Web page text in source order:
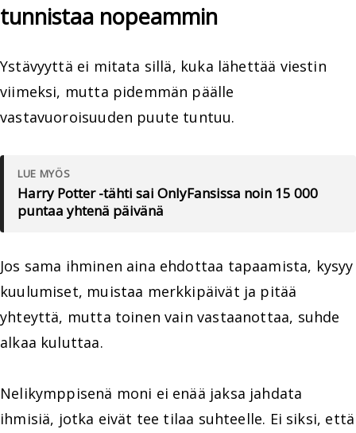
tunnistaa nopeammin
Ystävyyttä ei mitata sillä, kuka lähettää viestin
viimeksi, mutta pidemmän päälle
vastavuoroisuuden puute tuntuu.
LUE MYÖS
Harry Potter -tähti sai OnlyFansissa noin 15 000
puntaa yhtenä päivänä
Jos sama ihminen aina ehdottaa tapaamista, kysyy
kuulumiset, muistaa merkkipäivät ja pitää
yhteyttä, mutta toinen vain vastaanottaa, suhde
alkaa kuluttaa.
Nelikymppisenä moni ei enää jaksa jahdata
ihmisiä, jotka eivät tee tilaa suhteelle. Ei siksi, että